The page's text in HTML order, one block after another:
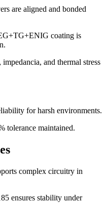
are aligned and bonded
coating is
.
impedancia, and thermal stress
for harsh environments.
tolerance maintained.
complex circuitry in
ensures stability under